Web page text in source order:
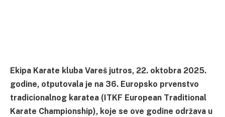
Ekipa Karate kluba Vareš jutros, 22. oktobra 2025.
godine, otputovala je na 36. Europsko prvenstvo
tradicionalnog karatea (ITKF European Traditional
Karate Championship), koje se ove godine održava u